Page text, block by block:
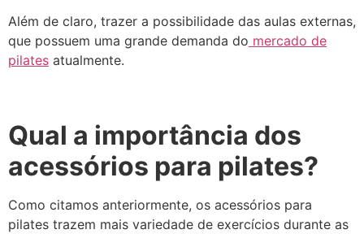
Além de claro, trazer a possibilidade das aulas externas,
que possuem uma grande demanda do mercado de
pilates atualmente.
Qual a importância dos
acessórios para pilates?
Como citamos anteriormente, os acessórios para
pilates trazem mais variedade de exercícios durante as